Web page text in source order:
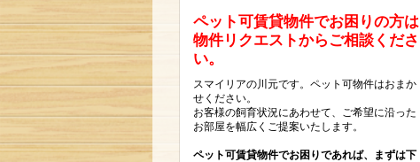
ペット可賃貸物件でお困りの方は
物件リクエストからご相談くださ
い。
スマイリアの川元です。ペット可物件はおまか
せください。
お客様の飼育状況にあわせて、ご希望に沿った
お部屋を幅広くご提案いたします。
ペット可賃貸物件でお困りであれば、まずは下